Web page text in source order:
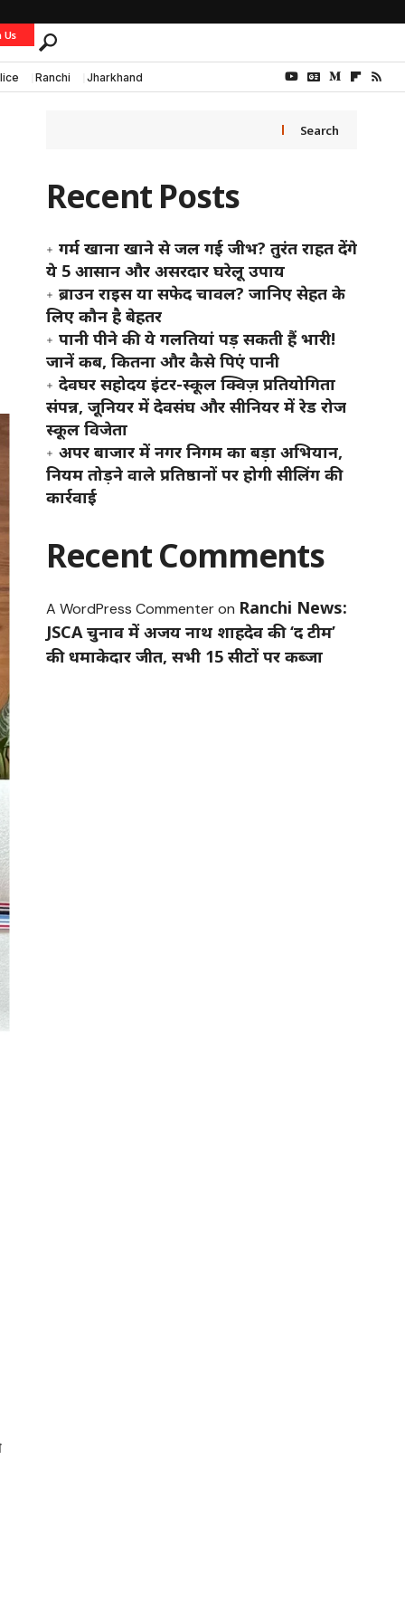
Us
Ranchi Jharkhand
Search
Recent Posts
गर्म खाना खाने से जल गई जीभ? तुरंत राहत देंगे
ये 5 आसान और असरदार घरेलू उपाय
ब्राउन राइस या सफेद चावल? जानिए सेहत के
लिए कौन है बेहतर
पानी पीने की ये गलतियां पड़ सकती हैं भारी!
जानें कब, कितना और कैसे पिएं पानी
देवघर सहोदय इंटर-स्कूल क्विज़ प्रतियोगिता
संपन्न, जूनियर में देवसंघ और सीनियर में रेड रोज
स्कूल विजेता
अपर बाजार में नगर निगम का बड़ा अभियान,
नियम तोड़ने वाले प्रतिष्ठानों पर होगी सीलिंग की
कार्रवाई
Recent Comments
A WordPress Commenteron Ranchi News:
JSCA चुनाव में अजय नाथ शाहदेव की ‘द टीम’
की धमाकेदार जीत, सभी 15 सीटों पर कब्जा